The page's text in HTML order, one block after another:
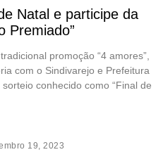
Natal e participe da
Premiado”
promoção “4 amores”,
com o Sindivarejo e Prefeitura
conhecido como “Final de
19, 2023